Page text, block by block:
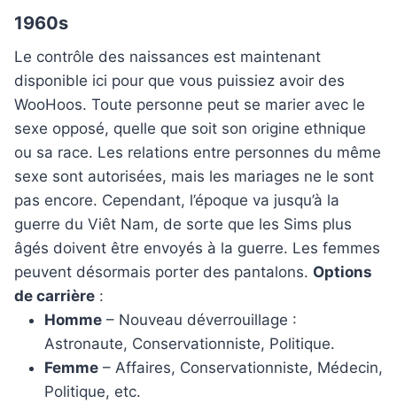
1960s
Le contrôle des naissances est maintenant
disponible ici pour que vous puissiez avoir des
WooHoos. Toute personne peut se marier avec le
sexe opposé, quelle que soit son origine ethnique
ou sa race. Les relations entre personnes du même
sexe sont autorisées, mais les mariages ne le sont
pas encore. Cependant, l’époque va jusqu’à la
guerre du Viêt Nam, de sorte que les Sims plus
âgés doivent être envoyés à la guerre. Les femmes
peuvent désormais porter des pantalons. Options
de carrière :
Homme – Nouveau déverrouillage :
Astronaute, Conservationniste, Politique.
Femme – Affaires, Conservationniste, Médecin,
Politique, etc.